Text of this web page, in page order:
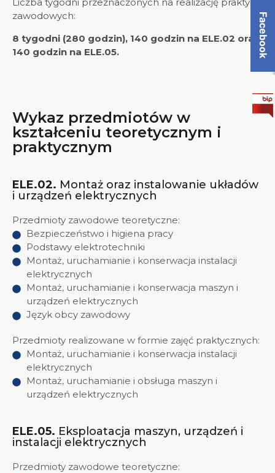
Facebook
zawodowych:
8 tygodni (280 godzin), 140 godzin na ELE.02 oraz
140 godzin na ELE.05.
Wykaz przedmiotów w
kształceniu teoretycznym i
praktycznym
ELE.02. Montaż oraz instalowanie układów
i urządzeń elektrycznych
Przedmioty zawodowe teoretyczne:
Bezpieczeństwo i higiena pracy
Podstawy elektrotechniki
Montaż, uruchamianie i konserwacja instalacji
elektrycznych
Montaż, uruchamianie i konserwacja maszyn i
urządzeń elektrycznych
Język obcy zawodowy
Przedmioty realizowane w formie zajęć praktycznych:
Montaż, uruchamianie i konserwacja instalacji
elektrycznych
Montaż, uruchamianie i obsługa maszyn i
urządzeń elektrycznych
ELE.05. Eksploatacja maszyn, urządzeń i
instalacji elektrycznych
Przedmioty zawodowe teoretyczne: